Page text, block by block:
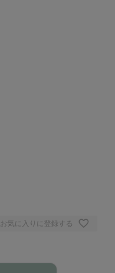
お気に入りに登録する